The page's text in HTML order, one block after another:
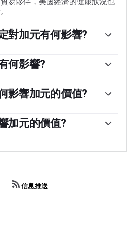
對加元有何影響?
影響到每個人的利率水平。加拿
上調或下調利率，將通貨膨脹率
緊縮政策來影響信貸狀況，前者
有利。
何影響?
油價格往往對加元價值產生直接
價上漲，加元也會上漲，因為對
易順差的可能性更大，這也支持
影響加元的價值?
現代，隨著跨境資本管製的放
。較高的通貨膨脹率往往會導致
的全球投資者。這增加了對當地
加元的價值?
業和服務業pmi、就業和消費者
導致貨幣走強。然而，如果經濟
跌。
信息推送